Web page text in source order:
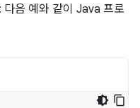
음 예와 같이 Java 프로